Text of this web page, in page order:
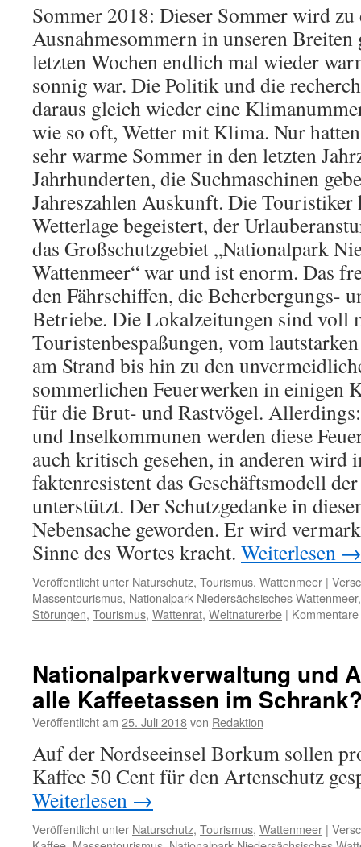
Sommer 2018: Dieser Sommer wird zu
Ausnahmesommern in unseren Breiten
letzten Wochen endlich mal wieder
sonnig war. Die Politik und die
daraus gleich wieder eine
wie so oft, Wetter mit Klima. Nur
sehr warme Sommer in den letzten
Jahrhunderten, die Suchmaschinen
Jahreszahlen Auskunft. Die Touristiker
Wetterlage begeistert, der
das Großschutzgebiet „Nationalpark
Wattenmeer“ war und ist enorm. Das
den Fährschiffen, die Beherbergungs-
Betriebe. Die Lokalzeitungen sind voll
Touristenbespaßungen, vom
am Strand bis hin zu den
sommerlichen Feuerwerken in einigen
für die Brut- und Rastvögel.
und Inselkommunen werden diese
auch kritisch gesehen, in anderen wird
faktenresistent das Geschäftsmodell
unterstützt. Der Schutzgedanke in
Nebensache geworden. Er wird
Sinne des Wortes kracht. Weiterlesen →
Veröffentlicht unter Naturschutz, Tourismus, Wattenmeer |
Massentourismus, Nationalpark Niedersächsisches Wattenmeer
Störungen, Tourismus, Wattenrat, Weltnaturerbe |
Nationalparkverwaltung und
alle Kaffeetassen im
Veröffentlicht am 25. Juli 2018von Redaktion
Auf der Nordseeinsel Borkum sollen
Kaffee 50 Cent für den Artenschutz
Weiterlesen →
Veröffentlicht unter Naturschutz, Tourismus, Wattenmeer |